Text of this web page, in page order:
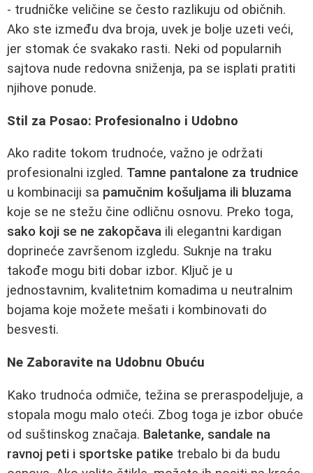
- trudničke veličine se često razlikuju od običnih.
Ako ste između dva broja, uvek je bolje uzeti veći,
jer stomak će svakako rasti. Neki od popularnih
sajtova nude redovna sniženja, pa se isplati pratiti
njihove ponude.
Stil za Posao: Profesionalno i Udobno
Ako radite tokom trudnoće, važno je održati
profesionalni izgled. Tamne pantalone za trudnice
u kombinaciji sa pamučnim košuljama ili bluzama
koje se ne stežu čine odličnu osnovu. Preko toga,
sako koji se ne zakopčava ili elegantni kardigan
doprineće završenom izgledu. Suknje na traku
takođe mogu biti dobar izbor. Ključ je u
jednostavnim, kvalitetnim komadima u neutralnim
bojama koje možete mešati i kombinovati do
besvesti.
Ne Zaboravite na Udobnu Obuću
Kako trudnoća odmiče, težina se preraspodeljuje, a
stopala mogu malo oteći. Zbog toga je izbor obuće
od suštinskog značaja. Baletanke, sandale na
ravnoj peti i sportske patike trebalo bi da budu